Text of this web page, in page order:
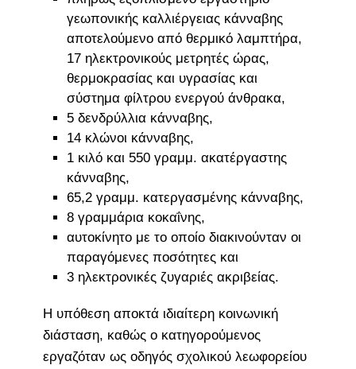
γεωπονικής καλλιέργειας κάνναβης
αποτελούμενο από θερμικό λαμπτήρα,
17 ηλεκτρονικούς μετρητές ώρας,
θερμοκρασίας και υγρασίας και
σύστημα φίλτρου ενεργού άνθρακα,
5 δενδρύλλια κάνναβης,
14 κλώνοι κάνναβης,
1 κιλό και 550 γραμμ. ακατέργαστης
κάνναβης,
65,2 γραμμ. κατεργασμένης κάνναβης,
8 γραμμάρια κοκαΐνης,
αυτοκίνητο με το οποίο διακινούνταν οι
παραγόμενες ποσότητες και
3 ηλεκτρονικές ζυγαριές ακριβείας.
Η υπόθεση αποκτά ιδιαίτερη κοινωνική
διάσταση, καθώς ο κατηγορούμενος
εργαζόταν ως οδηγός σχολικού λεωφορείου